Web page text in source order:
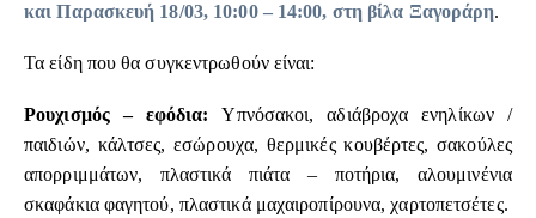
και Παρασκευή 18/03, 10:00 – 14:00, στη βίλα Ξαγοράρη.
Τα είδη που θα συγκεντρωθούν είναι:
Ρουχισμός – εφόδια: Υπνόσακοι, αδιάβροχα ενηλίκων /
παιδιών, κάλτσες, εσώρουχα, θερμικές κουβέρτες, σακούλες
απορριμμάτων, πλαστικά πιάτα – ποτήρια, αλουμινένια
σκαφάκια φαγητού, πλαστικά μαχαιροπίρουνα, χαρτοπετσέτες.